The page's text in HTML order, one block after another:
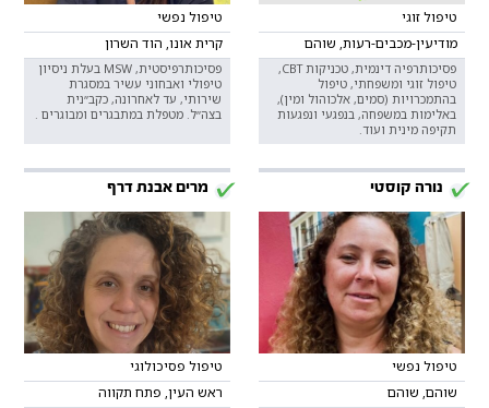
טיפול זוגי
מודיעין-מכבים-רעות, שוהם
פסיכותרפיה דינמית, טכניקות CBT,
טיפול זוגי ומשפחתי, טיפול
בהתמכרויות (סמים, אלכוהול ומין),
באלימות במשפחה, בנפגעי ונפגעות
תקיפה מינית ועוד.
טיפול נפשי
קרית אונו, הוד השרון
פסיכותרפיסטית, MSW בעלת ניסיון
טיפולי ואבחוני עשיר במסגרת
שירותי, עד לאחרונה, כקב״נית
בצה״ל. מטפלת במתבגרים ומבוגרים .
נורה קוסטי
טיפול נפשי
שוהם, שוהם
מרים אבנת דרף
טיפול פסיכולוגי
ראש העין, פתח תקווה